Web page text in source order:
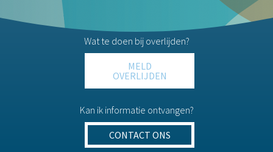
Wat te doen bij overlijden?
MELD
OVERLIJDEN
Kan ik informatie ontvangen?
CONTACT ONS